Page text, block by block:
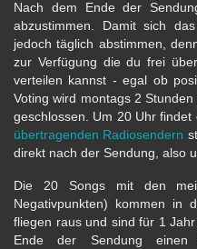
Nach dem Ende der
abzustimmen. Damit sich
jedoch täglich abstimmen,
zur Verfügung die du frei
verteilen kannst - egal ob
Voting wird montags 2
geschlossen. Um 20 Uhr
übertragenden Radiosendern
direkt nach der Sendung, also
Die 20 Songs mit den
Negativpunkten) kommen in
fliegen raus und sind für 1
Ende der Sendung